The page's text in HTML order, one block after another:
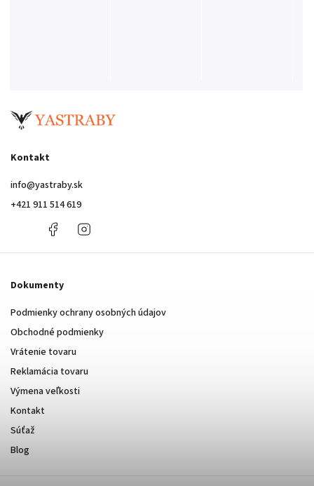
Kontakt
info@yastraby.sk
+421 911 514 619
+421
514
Facebook
Dokumenty
Podmienky ochrany osobných údajov
Obchodné podmienky
Vrátenie tovaru
Reklamácia tovaru
Výmena veľkosti
Kontakt
Súťaž
Blog